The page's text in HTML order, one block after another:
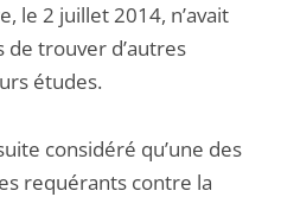
le 2 juillet 2014, n’avait
trouver d’autres
études.
considéré qu’une des
requérants contre la